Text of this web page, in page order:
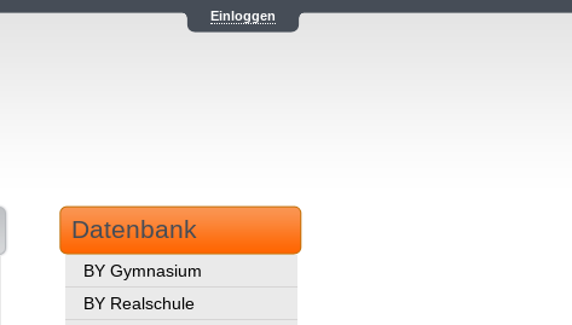
Einloggen
Datenbank
BY Gymnasium
BY Realschule